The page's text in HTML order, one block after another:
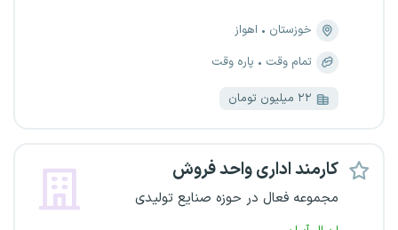
خوزستان
اهواز
تمام وقت
پاره وقت
۲۲ میلیون تومان
کارمند اداری واحد فروش
مجموعه فعال در حوزه صنایع تولیدی